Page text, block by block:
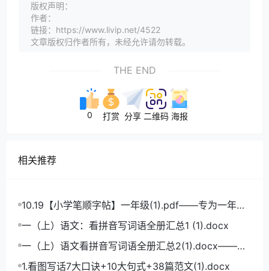
版权声明：
作者：
链接：https://www.livip.net/4522
文章版权归作者所有，未经允许请勿转载。
THE END
0 打赏 分享 二维码 海报
相关推荐
10.19【小学笔顺字帖】一年级(1).pdf——专为一年级
学生打造的笔顺练习宝典
一（上）语文：看拼音写词语全册汇总1 (1).docx
一（上）语文看拼音写词语全册汇总2(1).docx——小
学语文拼音学习的必备利器
1.看图写话7大口诀+10大句式+38篇范文(1).docx